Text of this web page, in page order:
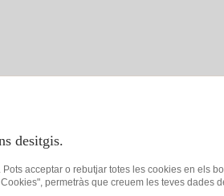
desitgis.
acceptar o rebutjar totes les cookies en els
permetràs que creuem les teves dades